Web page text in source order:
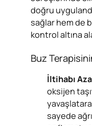
doğru
sağlar hem de
kontrol altına
Buz
İltihabı
oksijen
sayede